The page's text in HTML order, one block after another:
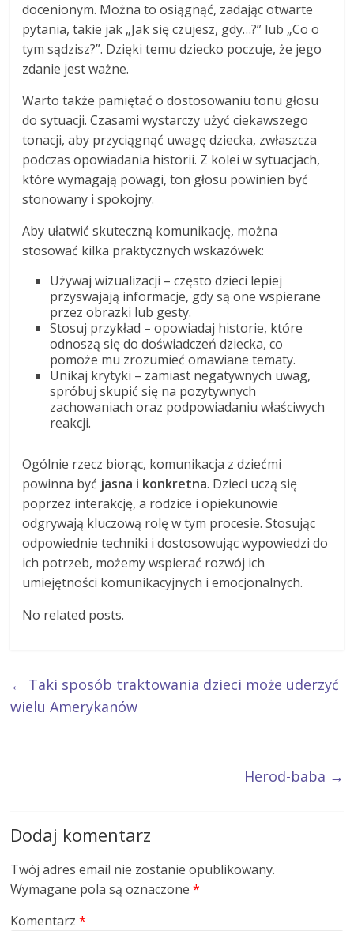
docenionym. Można to osiągnąć, zadając otwarte
pytania, takie jak „Jak się czujesz, gdy…?” lub „Co o
tym sądzisz?”. Dzięki temu dziecko poczuje, że jego
zdanie jest ważne.
Warto także pamiętać o dostosowaniu tonu głosu
do sytuacji. Czasami wystarczy użyć ciekawszego
tonacji, aby przyciągnąć uwagę dziecka, zwłaszcza
podczas opowiadania historii. Z kolei w sytuacjach,
które wymagają powagi, ton głosu powinien być
stonowany i spokojny.
Aby ułatwić skuteczną komunikację, można
stosować kilka praktycznych wskazówek:
Używaj wizualizacji – często dzieci lepiej
przyswajają informacje, gdy są one wspierane
przez obrazki lub gesty.
Stosuj przykład – opowiadaj historie, które
odnoszą się do doświadczeń dziecka, co
pomoże mu zrozumieć omawiane tematy.
Unikaj krytyki – zamiast negatywnych uwag,
spróbuj skupić się na pozytywnych
zachowaniach oraz podpowiadaniu właściwych
reakcji.
Ogólnie rzecz biorąc, komunikacja z dziećmi
powinna być jasna i konkretna. Dzieci uczą się
poprzez interakcję, a rodzice i opiekunowie
odgrywają kluczową rolę w tym procesie. Stosując
odpowiednie techniki i dostosowując wypowiedzi do
ich potrzeb, możemy wspierać rozwój ich
umiejętności komunikacyjnych i emocjonalnych.
No related posts.
← Taki sposób traktowania dzieci może uderzyć
wielu Amerykanów
Herod-baba →
Dodaj komentarz
Twój adres email nie zostanie opublikowany.
Wymagane pola są oznaczone*
Komentarz*